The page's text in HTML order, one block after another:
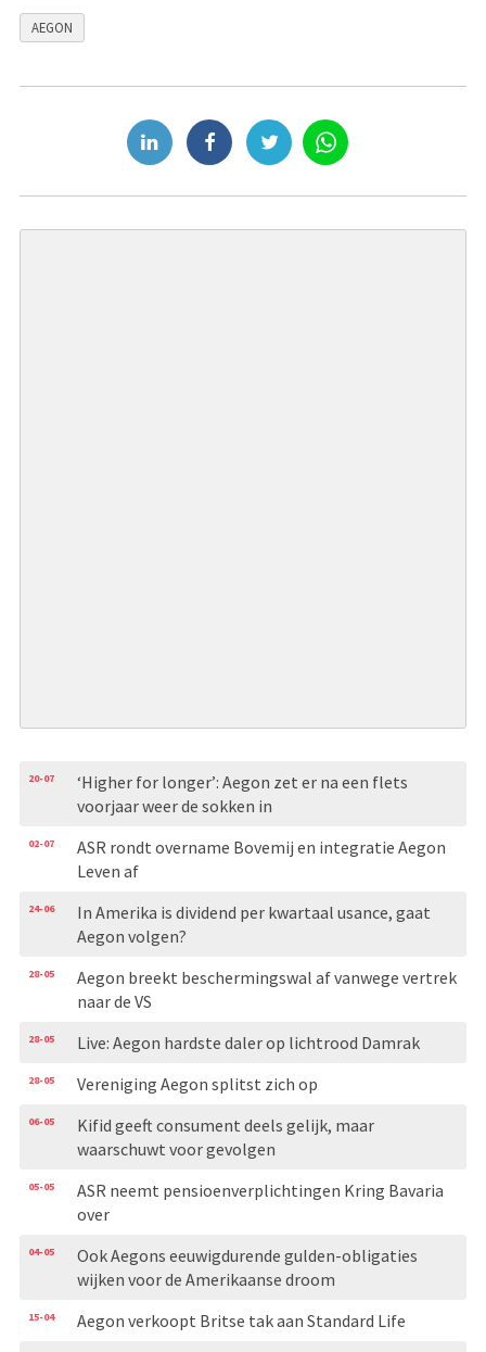
AEGON
20-07
‘Higher for longer’: Aegon zet er na een flets
voorjaar weer de sokken in
02-07
ASR rondt overname Bovemij en integratie Aegon
Leven af
24-06
In Amerika is dividend per kwartaal usance, gaat
Aegon volgen?
28-05
Aegon breekt beschermingswal af vanwege vertrek
naar de VS
28-05 Live: Aegon hardste daler op lichtrood Damrak
28-05 Vereniging Aegon splitst zich op
06-05
Kifid geeft consument deels gelijk, maar
waarschuwt voor gevolgen
05-05
ASR neemt pensioenverplichtingen Kring Bavaria
over
04-05
Ook Aegons eeuwigdurende gulden-obligaties
wijken voor de Amerikaanse droom
15-04 Aegon verkoopt Britse tak aan Standard Life